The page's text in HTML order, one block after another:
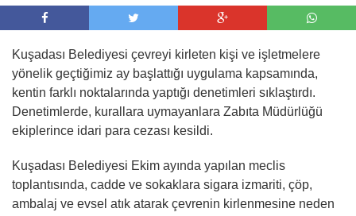
Kuşadası Belediyesi çevreyi kirleten kişi ve işletmelere
yönelik geçtiğimiz ay başlattığı uygulama kapsamında,
kentin farklı noktalarında yaptığı denetimleri sıklaştırdı.
Denetimlerde, kurallara uymayanlara Zabıta Müdürlüğü
ekiplerince idari para cezası kesildi.
Kuşadası Belediyesi Ekim ayında yapılan meclis
toplantısında, cadde ve sokaklara sigara izmariti, çöp,
ambalaj ve evsel atık atarak çevrenin kirlenmesine neden